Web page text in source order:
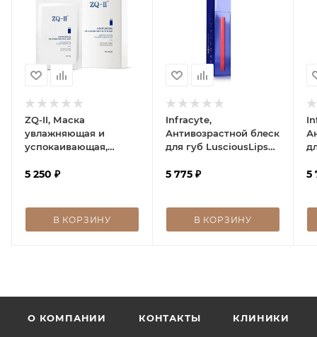
ZQ-II, Маска
увлажняющая и
успокаивающая,
Rejuvination Silk Mask
5 250 ₽
В КОРЗИНУ
Infracyte,
Антивозрастной блеск
для губ LusciousLips
5 775 ₽
В КОРЗИНУ
5
О КОМПАНИИ КОНТАКТЫ КЛИНИКИ